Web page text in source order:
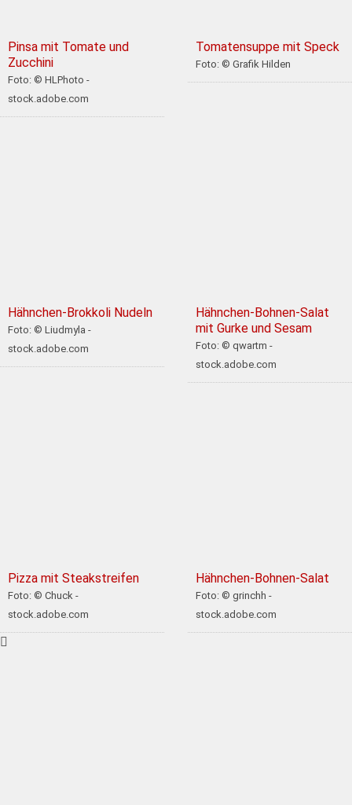
Pinsa mit Tomate und
Zucchini
Foto: © HLPhoto -
stock.adobe.com
Tomatensuppe mit Speck
Foto: © Grafik Hilden
Hähnchen-Brokkoli Nudeln
Foto: © Liudmyla -
stock.adobe.com
Hähnchen-Bohnen-Salat
mit Gurke und Sesam
Foto: © qwartm -
stock.adobe.com
Pizza mit Steakstreifen
Foto: © Chuck -
stock.adobe.com
Hähnchen-Bohnen-Salat
Foto: © grinchh -
stock.adobe.com